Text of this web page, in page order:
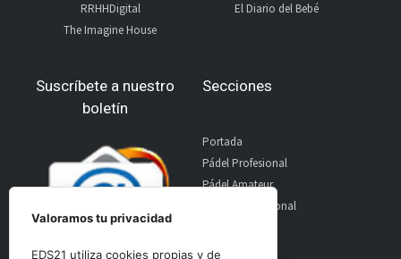
RRHHDigital
The Imagine House
El Diario del Bebé
Suscríbete a nuestro
boletín
Secciones
Portada
Pádel Profesional
Pádel Amateur
Pádel Internacional
Material
Valoramos tu privacidad
EDS21 utiliza cookies propias y de